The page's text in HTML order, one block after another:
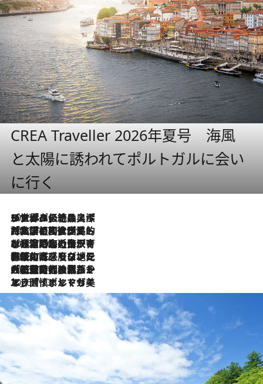
CREA Traveller 2026年夏号 海風
と太陽に誘われてポルトガルに会い
に行く
2026.8.8
リスボンの絶品スイーツ「パステル・デ・ナタ」とは？ポルトガル伝統の奥深い世界へ
2026.7.27
「私の祖国はポルトガル語です」国民的詩人フェルナンド・ペソアと、彼が愛した文学の街を歩く
2026.7.26
ポルトガル近海が育む極上の海の幸。キリリと冷えた白ワインと愉しむ、シーフード専門店の贅沢
2026.7.22
伝統の味をモダンに昇華。高感度な地元客が集う、リスボンの最旬ガストロノミー
2026.7.21
大航海時代の栄華から、震災、独裁、そして革命へ。ポルトガル・首都リスボンの石畳に刻まれた「歴史の光と影」
2026.7.13
エッセイ・ヤマザキマリ「慎ましくも美しき国 ポルトガル」